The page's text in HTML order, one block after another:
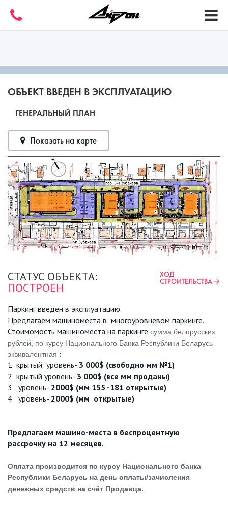
ОБЪЕКТ ВВЕДЕН В ЭКСПЛУАТАЦИЮ
ГЕНЕРАЛЬНЫЙ ПЛАН
Показать на карте
СТАТУС ОБЪЕКТА:
ПОСТРОЕН
ХОД
СТРОИТЕЛЬСТВА
Паркинг введен в эксплуатацию.
Предлагаем машиноместа в многоуровневом паркинге.
Стоимомость машиноместа на паркинге сумма белорусских
рублей, по курсу Национального Банка Республики Беларусь
эквивалентная :
1 крытый уровень- 3 000$ (свободно мм №1)
2 крытый уровень- 3 000$ (все мм проданы)
3
уровень- 2000$ (мм 155 -181 открытые)
4 уровень- 2000$ (мм открытые)
Предлагаем машино-места в беспроцентную
рассрочку на 12 месяцев.
Оплата производится по курсу Национального банка
Республики Беларусь на день оплаты/зачисления
денежных средств на счёт Продавца.